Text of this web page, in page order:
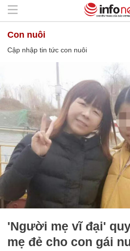
con nuôi
Cập nhập tin tức con nuôi
'Người mẹ vĩ đại'
mẹ đẻ cho con gái